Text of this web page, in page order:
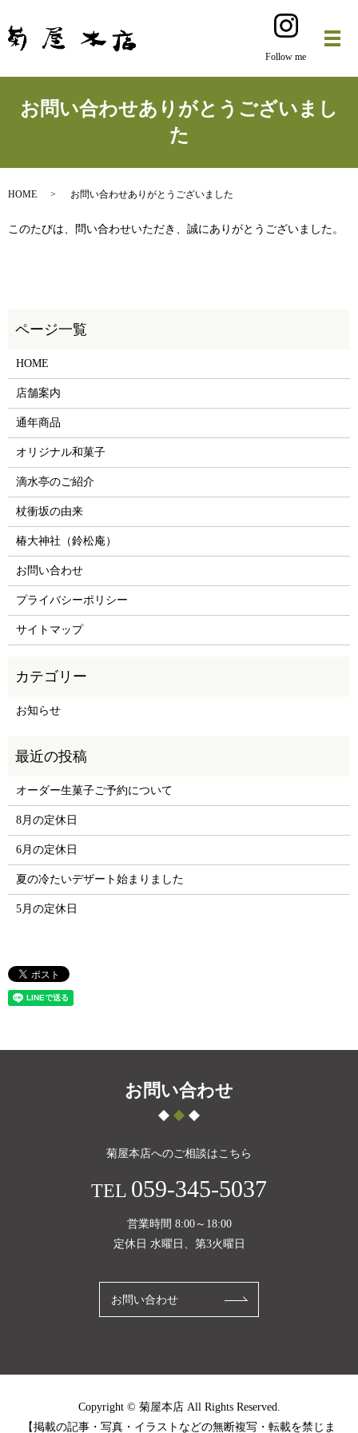
Follow me
お問い合わせありがとうございまし
た
HOME お問い合わせありがとうございました
このたびは、問い合わせいただき、誠にありがとうございました。
HOME
店舗案内
通年商品
オリジナル和菓子
滴水亭のご紹介
杖衝坂の由来
椿大神社（鈴松庵）
お問い合わせ
プライバシーポリシー
サイトマップ
お知らせ
オーダー生菓子ご予約について
8月の定休日
6月の定休日
夏の冷たいデザート始まりました
5月の定休日
お問い合わせ
菊屋本店へのご相談はこちら
TEL 059-345-5037
営業時間 8:00～18:00
定休日 水曜日、第3火曜日
お問い合わせ
Copyright © 菊屋本店 All Rights Reserved.
【掲載の記事・写真・イラストなどの無断複写・転載を禁じま